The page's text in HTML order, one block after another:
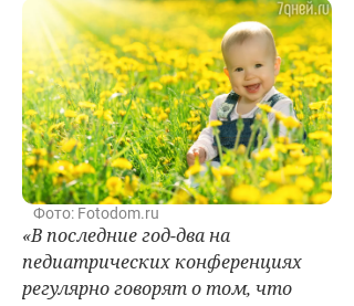
Фото: Fotodom.ru
«В последние год-два на
педиатрических конференциях
регулярно говорят о том, что